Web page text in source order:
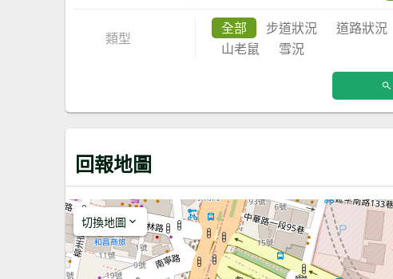
類型
全部 步道狀況 道路狀況
山老鼠
雪況
回報地圖
切換地圖